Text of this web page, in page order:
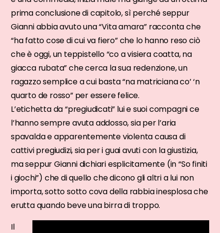
prima conclusione di capitolo, sì perché seppur
Gianni abbia avuto una “Vita amara” racconta che
“ha fatto cose di cui va fiero” che lo hanno reso ciò
che è oggi, un teppistello “co a visiera coatta, na
giacca rubata” che cerca la sua redenzione, un
ragazzo semplice a cui basta “na matriciana co’ ‘n
quarto de rosso” per essere felice.
L’etichetta da “pregiudicati” lui e suoi compagni ce
l’hanno sempre avuta addosso, sia per l’aria
spavalda e apparentemente violenta causa di
cattivi pregiudizi, sia per i guai avuti con la giustizia,
ma seppur Gianni dichiari esplicitamente (in “So finiti
i giochi”) che di quello che dicono gli altri a lui non
importa, sotto sotto cova della rabbia inesplosa che
erutta quando beve una birra di troppo.
Il